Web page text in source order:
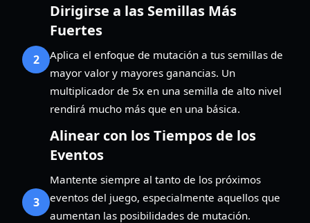
2
Dirigirse a las Semillas Más
Fuertes
Aplica el enfoque de mutación a tus semillas de
mayor valor y mayores ganancias. Un
multiplicador de 5x en una semilla de alto nivel
rendirá mucho más que en una básica.
3
Alinear con los Tiempos de los
Eventos
Mantente siempre al tanto de los próximos
eventos del juego, especialmente aquellos que
aumentan las posibilidades de mutación.